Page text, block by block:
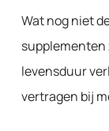
Wat nog niet
supplementen
levensduur
vertragen bij